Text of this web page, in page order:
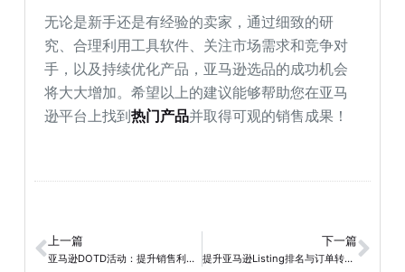
无论是新手还是有经验的卖家，通过细致的研
究、合理利用工具软件、关注市场需求和竞争对
手，以及持续优化产品，亚马逊选品的成功机会
将大大增加。希望以上的建议能够帮助您在亚马
逊平台上找到热门产品并取得可观的销售成果！
上一篇
亚马逊DOTD活动：提升销售利润的利器
下一篇
提升亚马逊Listing排名与订单转化率的成功策略